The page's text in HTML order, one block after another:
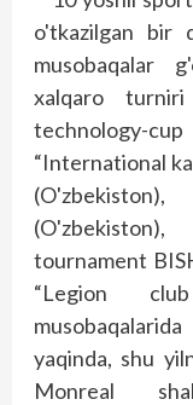
o'tkazilgan bir
musobaqalar
xalqaro
technology-
“International
tournament
“Legion
yaqinda, shu
Monreal